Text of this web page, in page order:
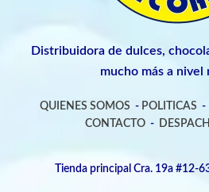
Distribuidora de dulces,
mucho más a nivel
QUIENES SOMOS - POLITICAS -
CONTACTO-
Tienda principal Cra. 19a #12-